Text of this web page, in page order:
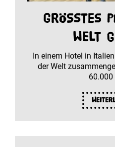
Größtes
Welt
In einem Hotel in
der Welt
60.000